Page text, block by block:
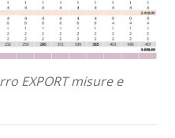
EXPORT misure e